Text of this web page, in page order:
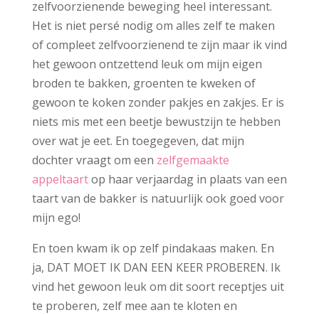
zelfvoorzienende beweging heel interessant.
Het is niet persé nodig om alles zelf te maken
of compleet zelfvoorzienend te zijn maar ik vind
het gewoon ontzettend leuk om mijn eigen
broden te bakken, groenten te kweken of
gewoon te koken zonder pakjes en zakjes. Er is
niets mis met een beetje bewustzijn te hebben
over wat je eet. En toegegeven, dat mijn
dochter vraagt om een zelfgemaakte
appeltaartop haar verjaardag in plaats van een
taart van de bakker is natuurlijk ook goed voor
mijn ego!
En toen kwam ik op zelf pindakaas maken. En
ja, DAT MOET IK DAN EEN KEER PROBEREN. Ik
vind het gewoon leuk om dit soort receptjes uit
te proberen, zelf mee aan te kloten en